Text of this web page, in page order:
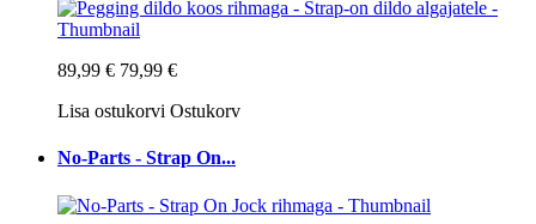
89,99 € 79,99 €
Lisa ostukorvi Ostukorv
No-Parts - Strap On...